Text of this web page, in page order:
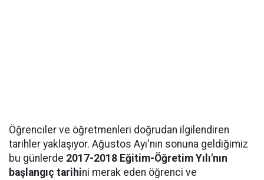
Öğrenciler ve öğretmenleri doğrudan ilgilendiren
tarihler yaklaşıyor. Ağustos Ayı'nın sonuna geldiğimiz
bu günlerde 2017-2018 Eğitim-Öğretim Yılı'nın
başlangıç tarihini merak eden öğrenci ve